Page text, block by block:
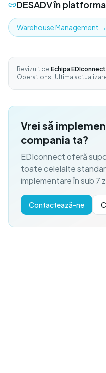
DESADVîn
Warehouse Management →
Revizuit de Echipa EDIconnect
Operations · Ultima
Vrei să
compania ta?
EDIconnect oferă
toate celelalte
implementare în sub 7
Contactează-ne